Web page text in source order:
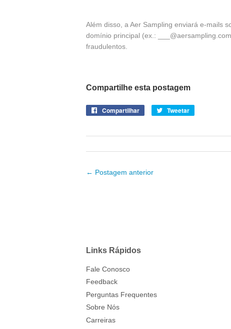
Além disso, a Aer Sampling enviará e-mails
domínio principal (ex.:
fraudulentos.
Compartilhe esta postagem
Compartilhar
CompartilheTweetar
← Postagem anterior
Links Rápidos
Fale Conosco
Feedback
Perguntas Frequentes
Sobre Nós
Carreiras